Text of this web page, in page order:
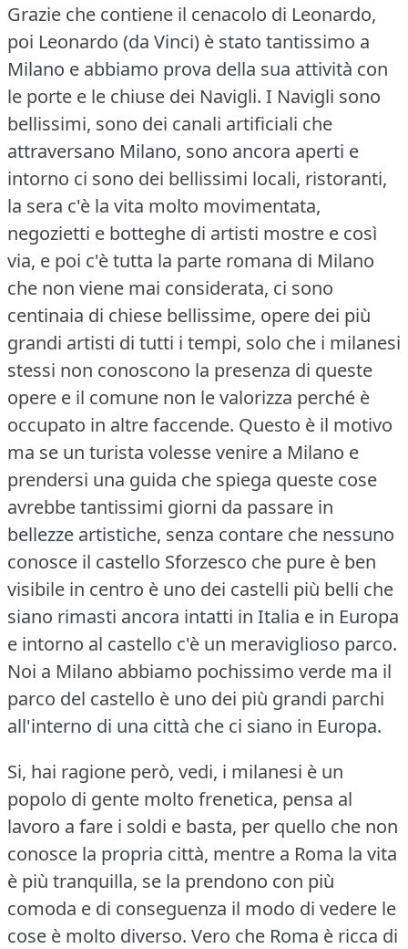
Grazie che contiene il cenacolo di Leonardo,
poi Leonardo (da Vinci) è stato tantissimo a
Milano e abbiamo prova della sua attività con
le porte e le chiuse dei Navigli. I Navigli sono
bellissimi, sono dei canali artificiali che
attraversano Milano, sono ancora aperti e
intorno ci sono dei bellissimi locali, ristoranti,
la sera c'è la vita molto movimentata,
negozietti e botteghe di artisti mostre e così
via, e poi c'è tutta la parte romana di Milano
che non viene mai considerata, ci sono
centinaia di chiese bellissime, opere dei più
grandi artisti di tutti i tempi, solo che i milanesi
stessi non conoscono la presenza di queste
opere e il comune non le valorizza perché è
occupato in altre faccende. Questo è il motivo
ma se un turista volesse venire a Milano e
prendersi una guida che spiega queste cose
avrebbe tantissimi giorni da passare in
bellezze artistiche, senza contare che nessuno
conosce il castello Sforzesco che pure è ben
visibile in centro è uno dei castelli più belli che
siano rimasti ancora intatti in Italia e in Europa
e intorno al castello c'è un meraviglioso parco.
Noi a Milano abbiamo pochissimo verde ma il
parco del castello è uno dei più grandi parchi
all'interno di una città che ci siano in Europa.
Si, hai ragione però, vedi, i milanesi è un
popolo di gente molto frenetica, pensa al
lavoro a fare i soldi e basta, per quello che non
conosce la propria città, mentre a Roma la vita
è più tranquilla, se la prendono con più
comoda e di conseguenza il modo di vedere le
cose è molto diverso. Vero che Roma è ricca di